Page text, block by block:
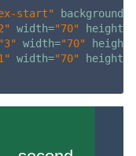
start"
width="70" height
"3" width="70" height
width="70" height